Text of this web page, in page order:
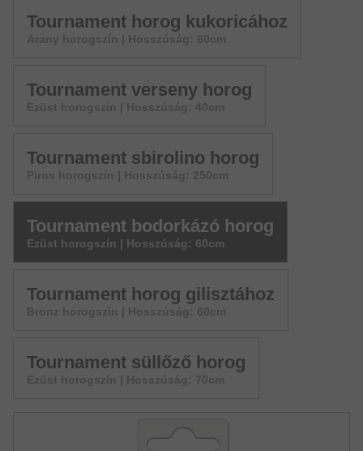
Tournament horog kukoricához
Arany horogszín | Hosszúság: 60cm
Tournament verseny horog
Ezüst horogszín | Hosszúság: 40cm
Tournament sbirolino horog
Piros horogszín | Hosszúság: 250cm
Tournament bodorkázó horog
Ezüst horogszín | Hosszúság: 60cm
Tournament horog gilisztához
Bronz horogszín | Hosszúság: 60cm
Tournament süllőző horog
Ezüst horogszín | Hosszúság: 70cm